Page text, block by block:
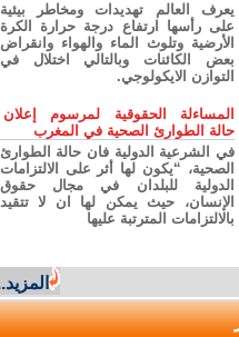
يعرف العالم تهديدات ومخاطر بيئية
على رأسها ارتفاع درجة حرارة الكرة
الأرضية وتلوث الماء والهواء وانقراض
بعض الكائنات وبالتالي اختلال في
التوازن الايكولوجي.
المساءلة الحقوقية لمرسوم إعلان
حالة الطوارئ الصحية في المغرب
في الشرعية الدولية فان حالة الطوارئ
الصحية، “يكون لها أثر على الالتزامات
الدولية للبلدان في مجال حقوق
الإنسان، حيث يمكن لها ان لا تتقيد
بالالتزامات المترتبة عليها
المزيد...